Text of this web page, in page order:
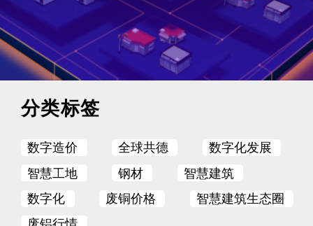
分类标签
数字造价 全球共德
数字化发展
智慧工地
钢材
智慧建筑
数字化
废铜价格
智慧建筑生态圈